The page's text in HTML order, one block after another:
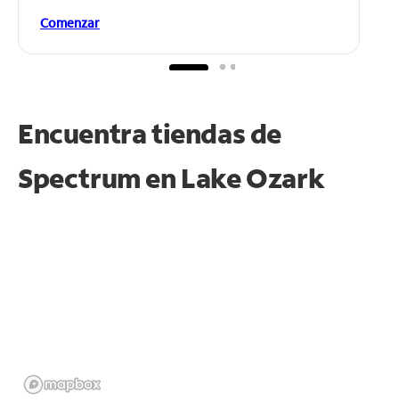
Comenzar
Encuentra tiendas de
Spectrum en Lake Ozark